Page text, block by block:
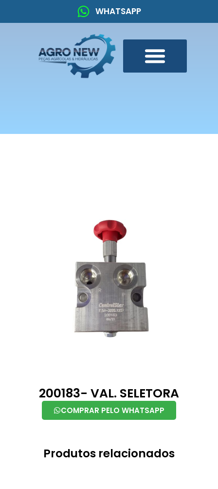
WHATSAPP
200183- VAL. SELETORA
COMPRAR PELO WHATSAPP
Produtos relacionados